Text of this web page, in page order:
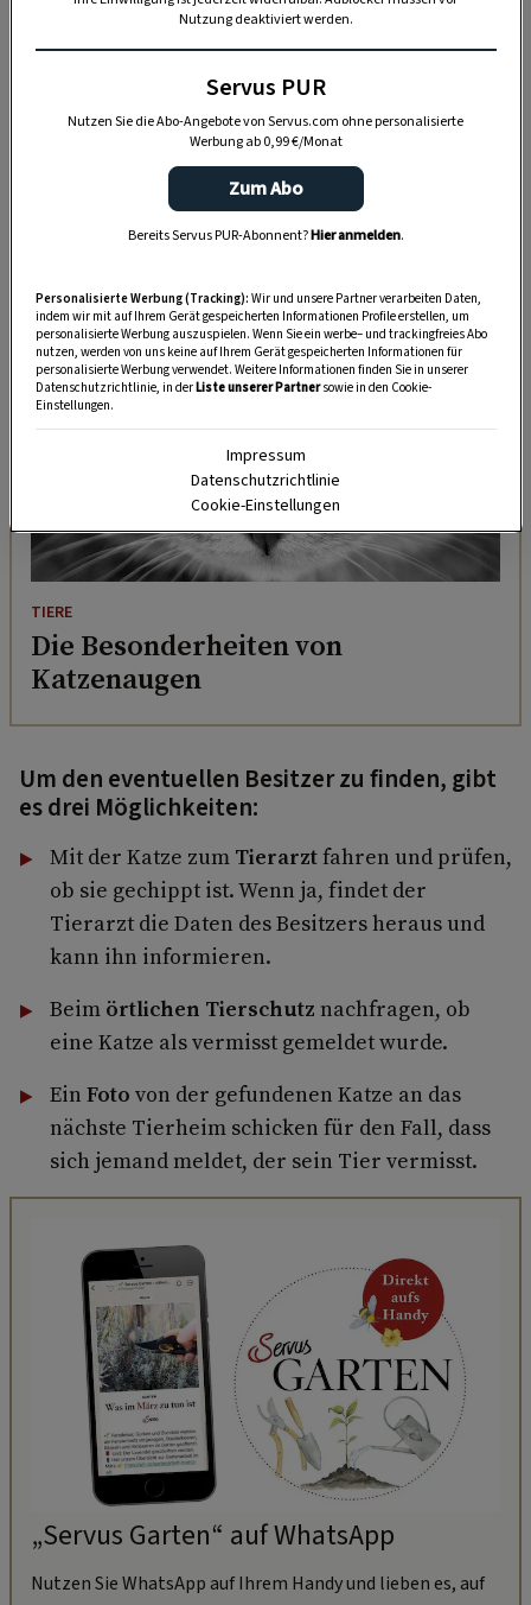
TIERE
Die Besonderheiten von
Katzenaugen
Um den eventuellen Besitzer zu finden, gibt
es drei Möglichkeiten:
Mit der Katze zum Tierarztfahren und prüfen,
ob sie gechippt ist. Wenn ja, findet der
Tierarzt die Daten des Besitzers heraus und
kann ihn informieren.
Beim örtlichen Tierschutz nachfragen, ob
eine Katze als vermisst gemeldet wurde.
Ein Foto von der gefundenen Katze an das
nächste Tierheim schicken für den Fall, dass
sich jemand meldet, der sein Tier vermisst.
„Servus Garten“ auf WhatsApp
Nutzen Sie WhatsApp auf Ihrem Handy und lieben es, auf
Nutzung deaktiviert werden.
Servus PUR
Nutzen Sie die Abo-Angebote von Servus.com ohne personalisierte
Werbung ab 0,99 €/Monat
Zum Abo
Bereits Servus PUR-Abonnent?Hier anmelden.
Personalisierte Werbung (Tracking): Wir und unsere Partner verarbeiten Daten,
indem wir mit auf Ihrem Gerät gespeicherten Informationen Profile erstellen, um
personalisierte Werbung auszuspielen. Wenn Sie ein werbe– und trackingfreies Abo
nutzen, werden von uns keine auf Ihrem Gerät gespeicherten Informationen für
personalisierte Werbung verwendet. Weitere Informationen finden Sie in unserer
Datenschutzrichtlinie, in derListe unserer Partnersowie in den Cookie-
Einstellungen.
Impressum
Datenschutzrichtlinie
Cookie-Einstellungen